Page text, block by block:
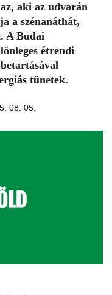
aki az udvarán
a szénanáthát,
A Budai
étrendi
tünetek.
08. 05.